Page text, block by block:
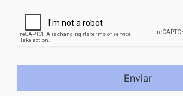
Enviar